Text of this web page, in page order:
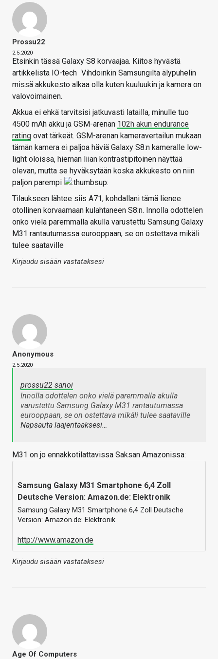
Prossu22
2.5.2020
Etsinkin tässä Galaxy S8 korvaajaa. Kiitos hyvästä
artikkelista IO-tech Vihdoinkin Samsungilta älypuhelin
missä akkukesto alkaa olla kuten kuuluukin ja kamera on
valovoimainen.
Akkua ei ehkä tarvitsisi jatkuvasti latailla, minulle tuo
4500 mAh akku ja GSM-arenan 102h akun endurance
rating ovat tärkeät. GSM-arenan kameravertailun mukaan
tämän kamera ei paljoa häviä Galaxy S8:n kameralle low-
light oloissa, hieman liian kontrastipitoinen näyttää
olevan, mutta se hyväksytään koska akkukesto on niin
paljon parempi
Tilaukseen lähtee siis A71, kohdallani tämä lienee
otollinen korvaamaan kulahtaneen S8:n. Innolla odottelen
onko vielä paremmalla akulla varustettu Samsung Galaxy
M31 rantautumassa eurooppaan, se on ostettava mikäli
tulee saataville
Kirjaudu sisään vastataksesi
Anonymous
2.5.2020
prossu22 sanoi
Innolla odottelen onko vielä paremmalla akulla
varustettu Samsung Galaxy M31 rantautumassa
eurooppaan, se on ostettava mikäli tulee saataville
Napsauta laajentaaksesi…
M31 on jo ennakkotilattavissa Saksan Amazonissa:
Samsung Galaxy M31 Smartphone 6,4 Zoll
Deutsche Version: Amazon.de: Elektronik
Samsung Galaxy M31 Smartphone 6,4 Zoll Deutsche
Version: Amazon.de: Elektronik
http://www.amazon.de
Kirjaudu sisään vastataksesi
Age Of Computers